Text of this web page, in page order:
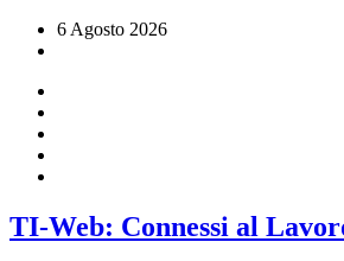
6 Agosto 2026
TI-Web: Connessi al